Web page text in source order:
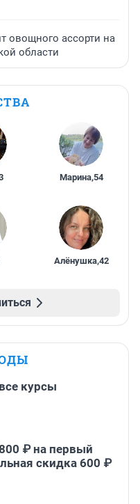
овощного ассорти на
области
Марина,54
Алёнушка,42
курсы
₽ на первый
скидка 600 ₽